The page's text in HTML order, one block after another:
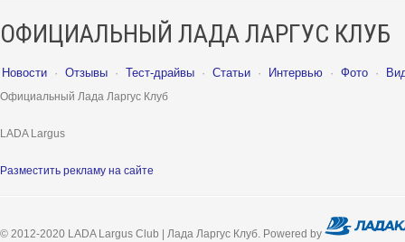
ОФИЦИАЛЬНЫЙ ЛАДА ЛАРГУС КЛУБ
Новости · Отзывы · Тест-драйвы · Статьи · Интервью · Фото ·
Официальный Лада Ларгус Клуб
LADA Largus
Разместить рекламу на сайте
© 2012-2020 LADA Largus Club | Лада Ларгус Клуб. Powered by